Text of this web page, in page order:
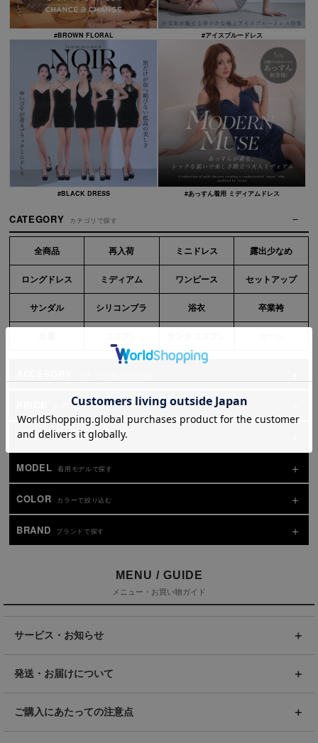
#BROWN FLORAL #アイスブルードレス
#BLACK DRESS #あっすん着用 ミディアムドレス
CATEGORY カテゴリで探す
全商品 再入荷 ミニドレス 露出少なめ
ロングドレス ミディアム ワンピース セットアップ
サンダル シリコンブラ 浴衣 卒業袴
予算・価格で絞り込む
SIZE サイズで絞り込む
MODEL 着用モデルで探す
COLOR カラーで絞り込む
BRAND ブランドで探す
MENU / GUIDE
メニュー・お買い物ガイド
サービス・お知らせ
発送・お届けについて
ご購入にあたっての注意点